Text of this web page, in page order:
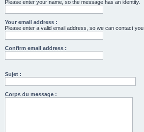
Please enter your name, so the message has an identity.
Your email address :
Please enter a valid email address, so we can contact you.
Confirm email address :
Sujet :
Corps du message :